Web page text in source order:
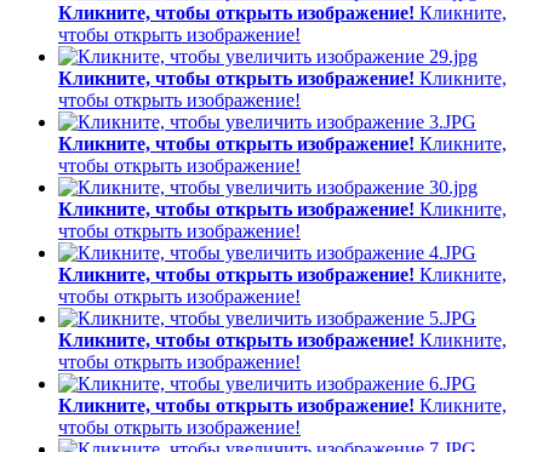
Кликните, чтобы открыть изображение! Кликните,
чтобы открыть изображение!
Кликните, чтобы открыть изображение! Кликните,
чтобы открыть изображение!
Кликните, чтобы открыть изображение! Кликните,
чтобы открыть изображение!
Кликните, чтобы открыть изображение! Кликните,
чтобы открыть изображение!
Кликните, чтобы открыть изображение! Кликните,
чтобы открыть изображение!
Кликните, чтобы открыть изображение! Кликните,
чтобы открыть изображение!
Кликните, чтобы открыть изображение! Кликните,
чтобы открыть изображение!